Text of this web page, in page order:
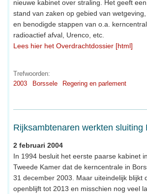
nieuwe kabinet over straling. Het geeft
stand van zaken op gebied van
en benodigde stappen van o.a.
radioactief afval, Urenco, etc.
Lees hier het Overdrachtdossier [html]
Trefwoorden:
2003
Borssele Regering en parlement
Rijksambtenaren werkten sluiting
2 februari 2004
In 1994 besluit het eerste paarse kabinet
Tweede Kamer dat de kerncentrale in
31 december 2003. Maar uiteindelijk blijkt
openblijft tot 2013 en misschien nog veel